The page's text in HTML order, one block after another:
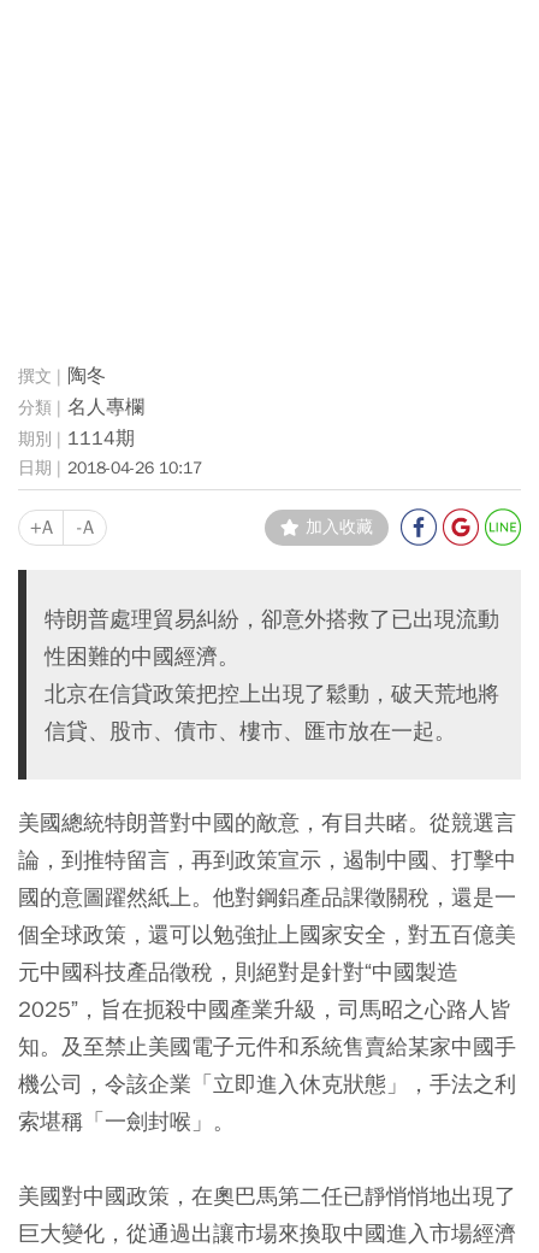
陶冬
名人專欄
1114期
2018-04-26 10:17
+A -A 加入收藏
特朗普處理貿易糾紛，卻意外搭救了已出現流動
性困難的中國經濟。
北京在信貸政策把控上出現了鬆動，破天荒地將
信貸、股市、債市、樓市、匯市放在一起。
美國總統特朗普對中國的敵意，有目共睹。從競選言
論，到推特留言，再到政策宣示，遏制中國、打擊中
國的意圖躍然紙上。他對鋼鋁產品課徵關稅，還是一
個全球政策，還可以勉強扯上國家安全，對五百億美
元中國科技產品徵稅，則絕對是針對“中國製造
2025”，旨在扼殺中國產業升級，司馬昭之心路人皆
知。及至禁止美國電子元件和系統售賣給某家中國手
機公司，令該企業「立即進入休克狀態」，手法之利
索堪稱「一劍封喉」。
美國對中國政策，在奧巴馬第二任已靜悄悄地出現了
巨大變化，從通過出讓市場來換取中國進入市場經濟